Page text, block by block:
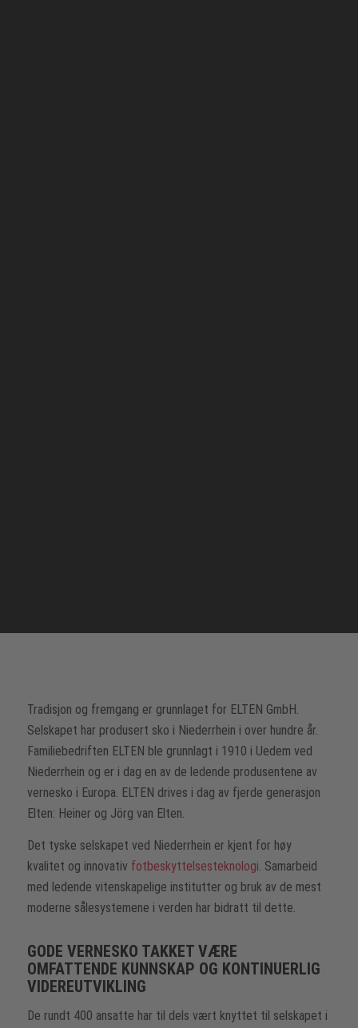
Tradisjon og fremgang er grunnlaget for ELTEN GmbH.
Selskapet har produsert sko i Niederrhein i over hundre år.
Familiebedriften ELTEN ble grunnlagt i 1910 i Uedem ved
Niederrhein og er i dag en av de ledende produsentene av
vernesko i Europa. ELTEN drives i dag av fjerde generasjon
Elten: Heiner og Jörg van Elten.
Det tyske selskapet ved Niederrhein er kjent for høy
kvalitet og innovativ fotbeskyttelsesteknologi. Samarbeid
med ledende vitenskapelige institutter og bruk av de mest
moderne sålesystemene i verden har bidratt til dette.
GODE VERNESKO TAKKET VÆRE
OMFATTENDE KUNNSKAP OG KONTINUERLIG
VIDEREUTVIKLING
De rundt 400 ansatte har til dels vært knyttet til selskapet i